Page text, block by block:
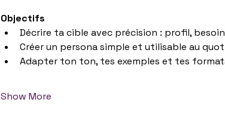
Objectifs
Décrire ta cible avec précision : profil,
Créer un persona simple et utilisable au
Adapter ton ton, tes exemples et tes
Show More